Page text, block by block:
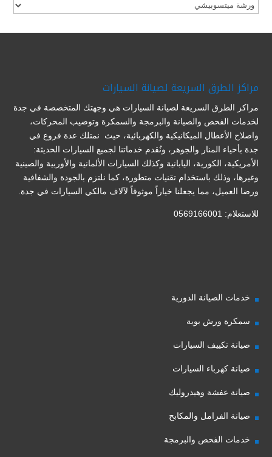
تصنيفات
مراكز الطرق السريعة لصيانة السيارات
مراكز الطرق السريعة لصيانة السيارات هي وجهتك المتخصصة في جدة
لخدمات الفحص والصيانة والبرمجة والسمكرة وتوضيب المحركات،
واصلاح الأعطال الميكانيكية والكهربائية، حيث نمتلك عدة فروع في
جدة بأحياء المنار والجوهر، ونُقدم خدماتنا لجميع السيارات الحديثة:
الأمريكية، الكورية، اليابانية وكذلك السيارات الألمانية والأوربية والصينية
وغيرها، وذلك باستخدام تقنيات متطورة، كما نلتزم بالجودة والشفافية
ورضا العميل، مما يجعلنا خياراً موثوقاً لآلاف مالكي السيارات في جدة.
للاستعلام: 0569166001
خدمات الصيانة الدورية
سمكرة ورش بوية
صيانة تكييف السيارات
صيانة كهرباء السيارات
صيانة عفشة وهيدروليك
صيانة الفرامل والمكابح
خدمات الفحص والبرمجة